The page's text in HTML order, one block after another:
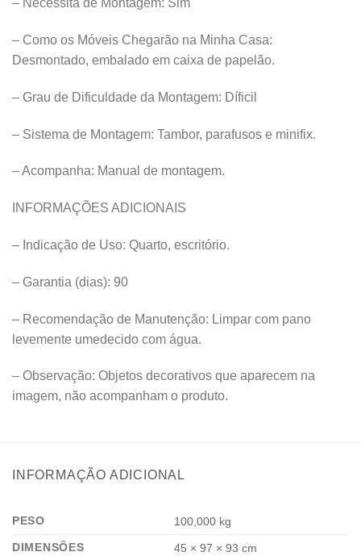
– Necessita de Montagem: Sim
– Como os Móveis Chegarão na Minha Casa:
Desmontado, embalado em caixa de papelão.
– Grau de Dificuldade da Montagem: Díficil
– Sistema de Montagem: Tambor, parafusos e minifix.
– Acompanha: Manual de montagem.
INFORMAÇÕES ADICIONAIS
– Indicação de Uso: Quarto, escritório.
– Garantia (dias): 90
– Recomendação de Manutenção: Limpar com pano
levemente umedecido com água.
– Observação: Objetos decorativos que aparecem na
imagem, não acompanham o produto.
INFORMAÇÃO ADICIONAL
PESO
100,000 kg
DIMENSÕES
45 × 97 × 93 cm